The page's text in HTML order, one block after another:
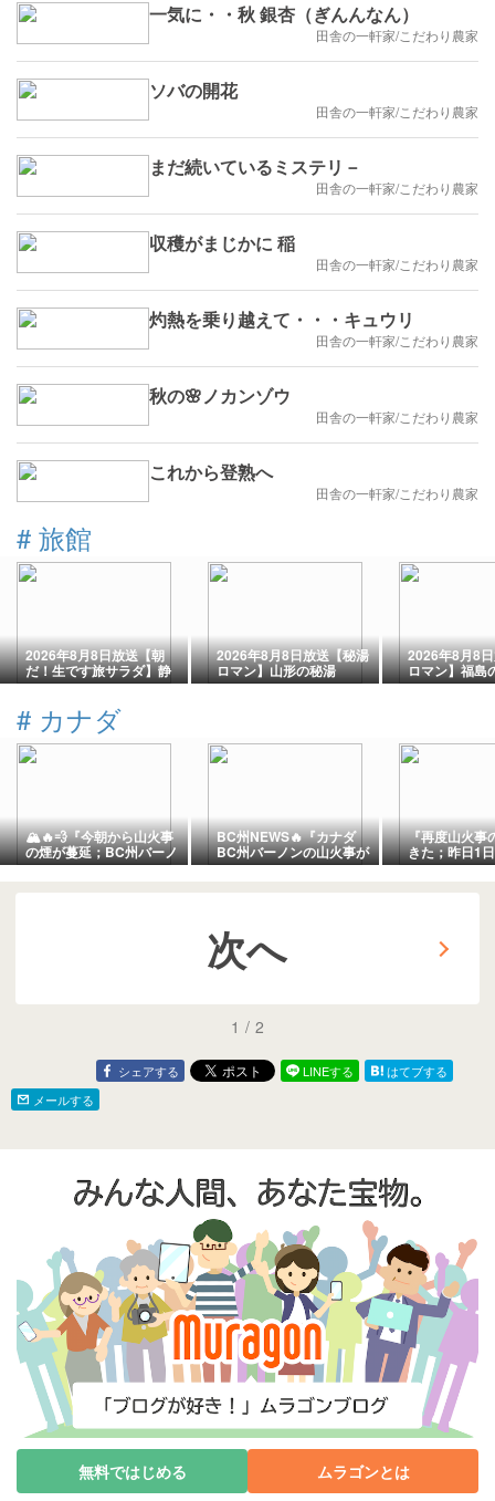
一気に・・秋 銀杏（ぎんんなん）
田舎の一軒家/こだわり農家
ソバの開花
田舎の一軒家/こだわり農家
まだ続いているミステリ－
田舎の一軒家/こだわり農家
収穫がまじかに 稲
田舎の一軒家/こだわり農家
灼熱を乗り越えて・・・キュウリ
田舎の一軒家/こだわり農家
秋の🌸ノカンゾウ
田舎の一軒家/こだわり農家
これから登熟へ
田舎の一軒家/こだわり農家
# 旅館
2026年8月8日放送【朝
だ！生です旅サラダ】静
岡・伊豆の旅！おすすめ
2026年8月8日放送【秘湯
ロマン】山形の秘湯
2026年8月8
ロマン】福島
# カナダ
🏔️🔥💨『今朝から山火事
の煙が蔓延；BC州バーノ
ン方面からの煙が来てる
様子』『バンフのビーチ
を占拠しているグースフ
BC州NEWS🔥『カナダ
BC州バーノンの山火事が
悲惨😱』💐『久々のキャ
スケードガーデン（花
畑）の今日の花々』『小
多い』『これぞカナダと
いう観光バス停車中』＊
「記事書き」は
Banff,Canada
『再度山火事
きた；昨日1
し快晴だった
で隣町キャン
たがそこも煙
Banff,Canada
次へ
1 / 2
シェアする LINEする
はてブする
メールする
無料ではじめる ムラゴンとは